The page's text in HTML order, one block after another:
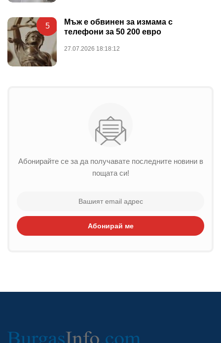
5
Мъж е обвинен за измама с
телефони за 50 200 евро
27.07.2026 18:18:12
Абонирайте се за да получавате последните новини в
пощата си!
Абонирай ме